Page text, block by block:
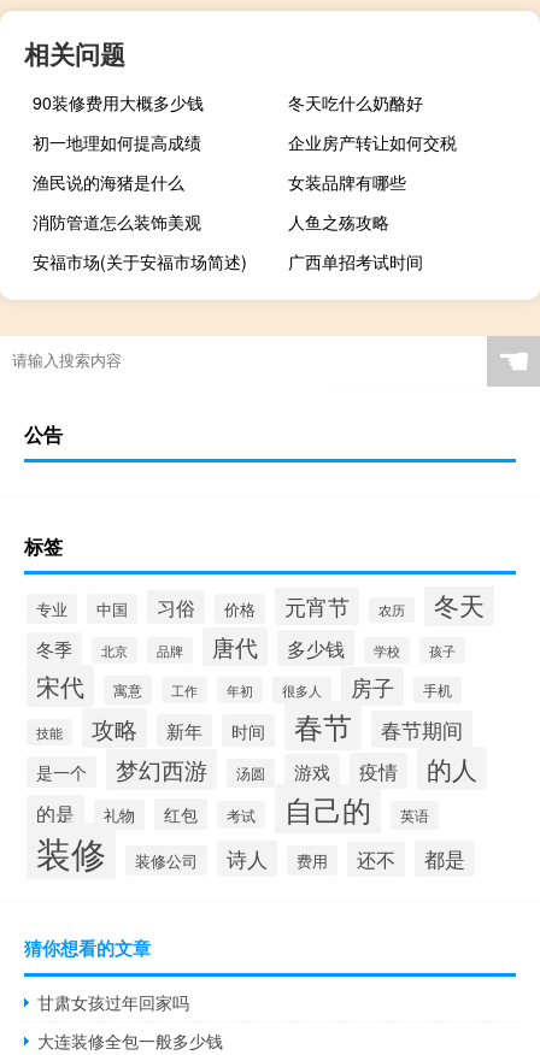
相关问题
90装修费用大概多少钱
冬天吃什么奶酪好
初一地理如何提高成绩
企业房产转让如何交税
渔民说的海猪是什么
女装品牌有哪些
消防管道怎么装饰美观
人鱼之殇攻略
安福市场(关于安福市场简述)
广西单招考试时间
☚
公告
标签
专业 中国 习俗 价格 元宵节 农历 冬天
冬季 北京 品牌 唐代 多少钱 学校 孩子
宋代 寓意 工作 年初 很多人 房子 手机
技能 攻略 新年 时间 春节 春节期间
是一个 梦幻西游 汤圆 游戏 疫情 的人
的是 礼物 红包 考试 自己的 英语
装修 装修公司 诗人 费用 还不 都是
猜你想看的文章
甘肃女孩过年回家吗
大连装修全包一般多少钱